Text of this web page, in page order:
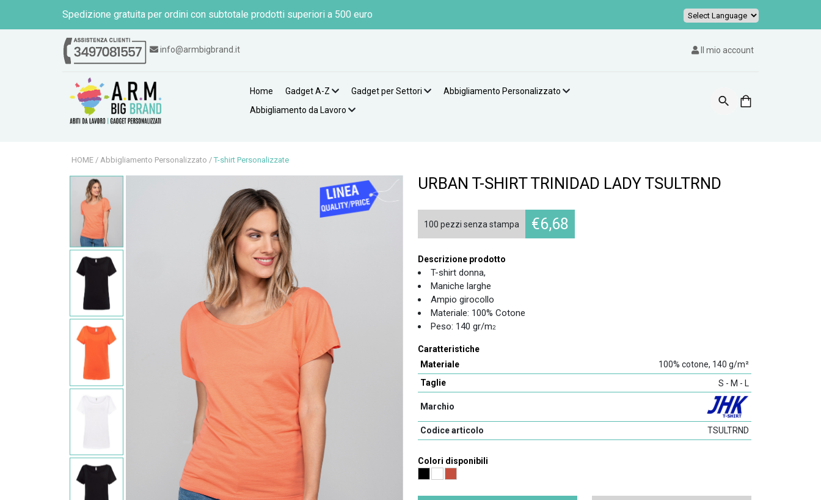
Spedizione gratuita per ordini con subtotale prodotti superiori a 500 euro
Powered by
info@armbigbrand.it Il mio account
Home Gadget A-Z Gadget per Settori
Abbigliamento Personalizzato
Abbigliamento da Lavoro
HOME / Abbigliamento Personalizzato / T-shirt Personalizzate
URBAN T-SHIRT TRINIDAD LADY TSULTRND
100 pezzi senza stampa €6,68
Descrizione prodotto
T-shirt donna,
Maniche larghe
Ampio girocollo
Materiale: 100% Cotone
Peso: 140 gr/m2
Caratteristiche
Materiale
100% cotone, 140 g/m²
Taglie
S - M - L
Marchio
Codice articolo TSULTRND
Colori disponibili